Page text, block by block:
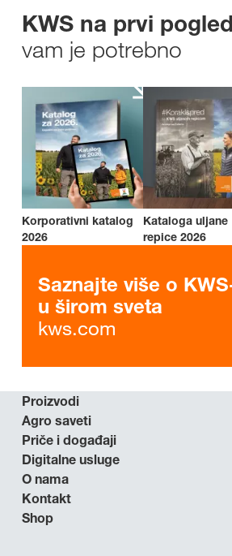
KWS na prvi pogled
vam je potrebno
Korporativni katalog
2026
Kataloga uljane
repice 2026
Saznajte više o
u širom sveta
kws.com
Proizvodi
Agro saveti
Priče i događaji
Digitalne usluge
O nama
Kontakt
Shop